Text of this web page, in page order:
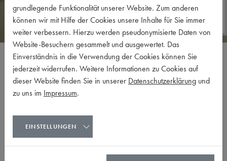
BERATUNG
SERIÖSE PARTNER
Zinhaus- und Grundstücksankauf in
Die momentane Marktphase ist für Eigentümer ideal, um den
Verkauf einer Immobilie zu konkretisieren, denn die zu erzielenden
grundlegende Funktionalität unserer Website. Zum anderen
können wir mit Hilfe der Cookies unsere Inhalte für Sie immer
weiter verbessern. Hierzu werden pseudonymisierte Daten von
Website-Besuchern gesammelt und ausgewertet. Das
Einverständnis in die Verwendung der Cookies können Sie
jederzeit widerrufen. Weitere Informationen zu Cookies auf
dieser Website finden Sie in unserer Datenschutzerklärung und
zu uns im Impressum.
EINSTELLUNGEN